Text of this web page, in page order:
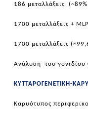
186 μεταλλάξεις
1700 μεταλλάξεις +
1700 μεταλλάξεις
Ανάλυση του γονιδίου
ΚΥΤΤΑΡΟΓΕΝΕΤΙΚΗ-
Καρυότυπος